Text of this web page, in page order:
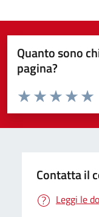
Quanto sono
pagina?
Valuta da 1 a 5 stelle la
Valuta
Valuta 3
Valuta 2 stelle
Valuta 1 stelle su 5
Contatta il
Leggi le